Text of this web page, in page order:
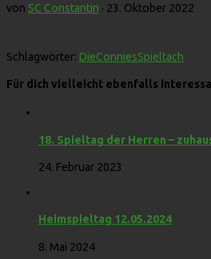
von SC Constantin · 23. Oktober 2022
Schlagwörter: DieConniesSpieltach
Für dich vielleicht ebenfalls
18. Spieltag der Herren –
24. Februar 2023
Heimspieltag 12.05.2024
8. Mai 2024